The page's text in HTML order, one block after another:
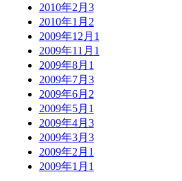
2010年2月 3
2010年1月 2
2009年12月 1
2009年11月 1
2009年8月 1
2009年7月 3
2009年6月 2
2009年5月 1
2009年4月 3
2009年3月 3
2009年2月 1
2009年1月 1